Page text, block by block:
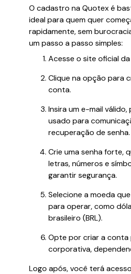
O cadastro na Quotex é
ideal para quem quer
rapidamente, sem
um passo a passo simples:
Acesse o site oficial
Clique na opção para
conta.
Insira um e-mail válido,
usado para
recuperação de senha.
Crie uma senha forte,
letras, números e
garantir segurança.
Selecione a moeda
para operar, como
brasileiro (BRL).
Opte por criar a conta
corporativa,
Logo após, você terá